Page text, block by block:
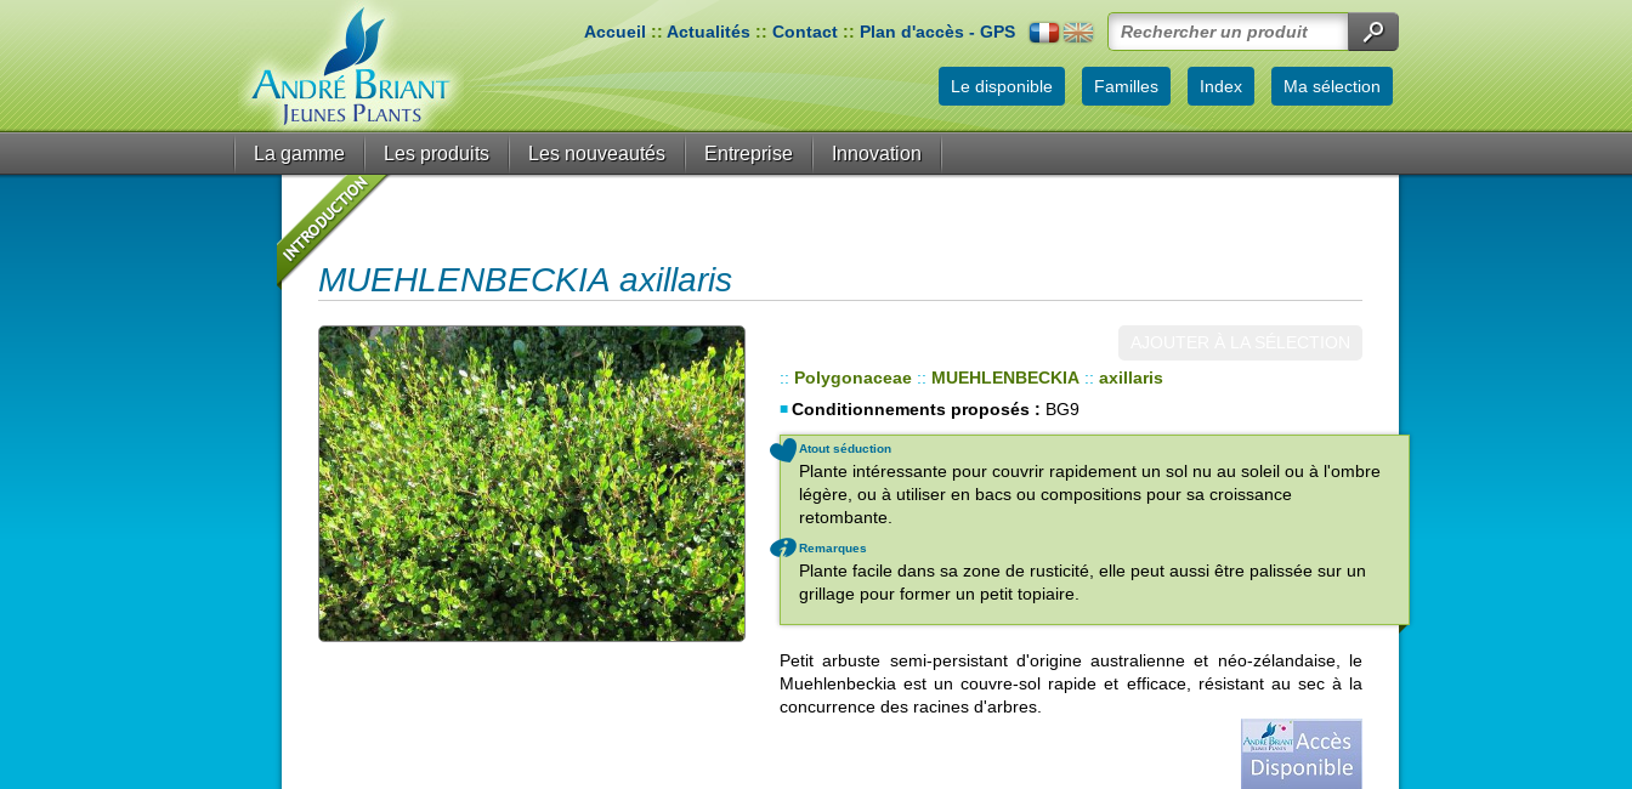
Accueil::Actualités :: Contact :: Plan d'accès - GPS
Le disponible Familles Index Ma sélection
La gamme Les produits Les nouveautés Entreprise Innovation
MUEHLENBECKIA axillaris
:: Polygonaceae :: MUEHLENBECKIA :: axillaris
Conditionnements proposés : BG9
Atout séduction
Plante intéressante pour couvrir rapidement un sol nu au soleil ou à l'ombre
légère, ou à utiliser en bacs ou compositions pour sa croissance
retombante.
Remarques
Plante facile dans sa zone de rusticité, elle peut aussi être palissée sur un
grillage pour former un petit topiaire.
Petit arbuste semi-persistant d'origine australienne et néo-zélandaise, le
Muehlenbeckia est un couvre-sol rapide et efficace, résistant au sec à la
concurrence des racines d'arbres.